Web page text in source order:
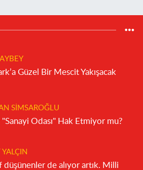
Güzel Bir Mescit Yakışacak
SIMSAROĞLU
"Sanayi Odası" Hak Etmiyor mu?
düşünenler de alıyor artık. Milli